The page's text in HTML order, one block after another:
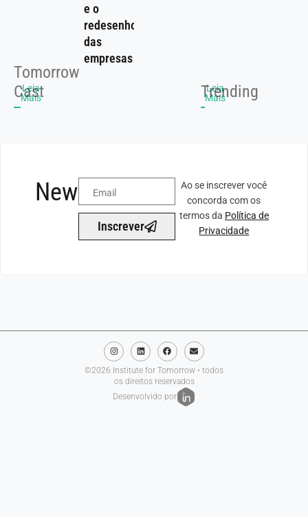
Tomorrow
Cast
Leia
Mais
e o
redesenho
das
empresas
Trending
Leia
Mais
Newsletter
Inscrever
Ao se inscrever você
concorda com os
termos da Política de
Privacidade
©2026 Institute for Tomorrow • todos
os direitos reservados
Desenvolvido por